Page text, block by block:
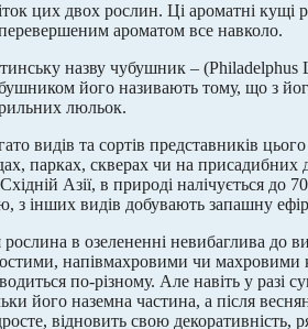
цих двох рослин. Ці ароматні кущі
ароматом все навколо.
назву чубушник – (Philadelphus
його називають тому, що з
люльок.
видів та сортів представників
парках, скверах чи на
Азії, в природі налічується
з інших видів добувають запашну
в озелененні невибаглива до
напівмахровими чи махровими
по-різному. Але навіть у разі
його наземна частина, а після
відновить свою декоративність,